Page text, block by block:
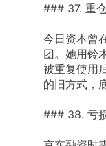
### 37. 重
今日资本曾
团。她用铃
被重复使用
的旧方式，
### 38. 亏